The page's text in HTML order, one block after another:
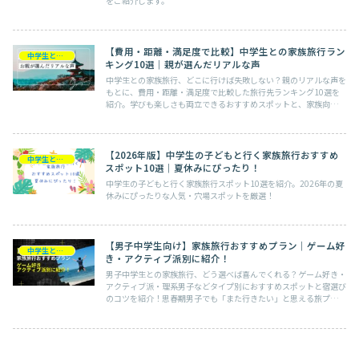
中学生との旅行
【費用・距離・満足度で比較】中学生との家族旅行ラン
キング10選｜親が選んだリアルな声
中学生との家族旅行、どこに行けば失敗しない？親のリアルな声を
もとに、費用・距離・満足度で比較した旅行先ランキング10選を
紹介。学びも楽しさも両立できるおすすめスポットと、家族向け宿
中学生との旅行
【2026年版】中学生の子どもと行く家族旅行おすすめ
スポット10選｜夏休みにぴったり！
中学生の子どもと行く家族旅行スポット10選を紹介。2026年の夏
休みにぴったりな人気・穴場スポットを厳選！
中学生との旅行
【男子中学生向け】家族旅行おすすめプラン｜ゲーム好
き・アクティブ派別に紹介！
男子中学生との家族旅行、どう選べば喜んでくれる？ゲーム好き・
アクティブ派・理系男子などタイプ別におすすめスポットと宿選び
のコツを紹介！思春期男子でも「また行きたい」と思える旅プラン